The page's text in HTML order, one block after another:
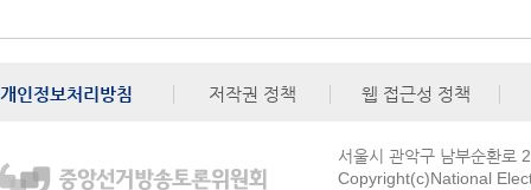
개인정보처리방침 저작권 정책 웹 접근성 정책
서울시 관악구 남부순환로
Copyright(c)National